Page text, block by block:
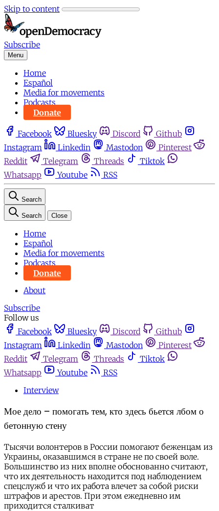
Skip to content
Subscribe
Menu
Home
Español
Media for movements
Podcasts
Donate
Facebook Bluesky Discord
Github
Instagram
Linkedin Mastodon
Pinterest
Reddit
Telegram Threads
Tiktok
Whatsapp
Youtube RSS
Search
Search Close
Home
Español
Media for movements
Podcasts
Donate
About
Subscribe
Follow us
Facebook
Bluesky Discord
Github
Instagram
Linkedin Mastodon
Pinterest
Reddit
Telegram Threads
Tiktok
Whatsapp
Youtube
RSS
Interview
Мое дело – помогать тем, кто здесь бьется лбом о
бетонную стену
Тысячи волонтеров в России помогают беженцам из
Украины, оказавшимся в стране не по своей воле.
Большинство из них вполне обоснованно считают,
что их деятельность находится под наблюдением
спецслужб и что их работа влечет за собой риски
штрафов и арестов. При этом ежедневно им
приходится сталкиват